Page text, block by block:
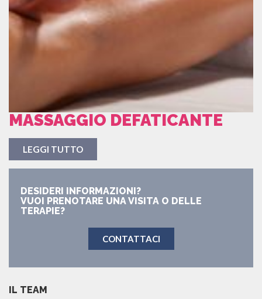
MASSAGGIO DEFATICANTE
LEGGI TUTTO
DESIDERI INFORMAZIONI?
VUOI PRENOTARE UNA VISITA O DELLE
TERAPIE?
CONTATTACI
IL TEAM